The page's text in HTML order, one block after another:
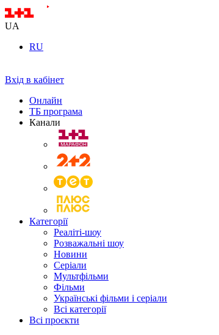
UA
RU
Вхід в кабінет
Онлайн
ТБ програма
Канали
Категорії
Реаліті-шоу
Розважальні шоу
Новини
Серіали
Мультфільми
Фільми
Українські фільми і серіали
Всі категорії
Всі проєкти